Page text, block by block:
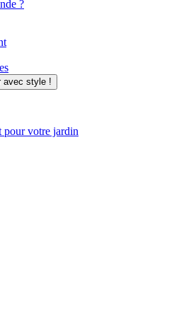
?
pour votre jardin